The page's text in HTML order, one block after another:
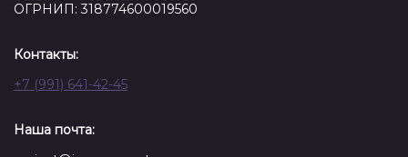
ОГРНИП: 318774600019560
Контакты:
+7 (991) 641-42-45
Наша почта: